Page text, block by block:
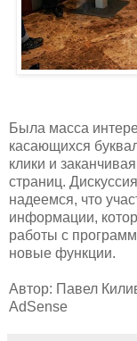
Была масса
касающихся
клики и
страниц.
надеемся, что
информации,
работы с
новые функции.
Автор: Павел
AdSense